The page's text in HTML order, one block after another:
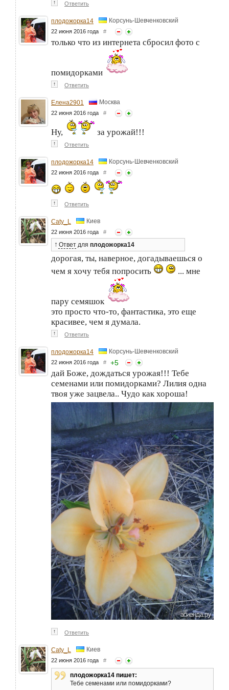
↑ Ответить
плодожорка14 Корсунь-Шевченковский
22 июня 2016 года #
только что из интернета сбросил фото с
помидорками
↑ Ответить
Елена2901 Москва
22 июня 2016 года #
Ну, за урожай!!!
↑ Ответить
плодожорка14 Корсунь-Шевченковский
22 июня 2016 года #
↑ Ответить
Caty_L Киев
22 июня 2016 года #
↑ Ответ для плодожорка14
дорогая, ты, наверное, догадываешься о
чем я хочу тебя попросить
... мне
пару семяшок
это просто что-то, фантастика, это еще
красивее, чем я думала.
↑ Ответить
плодожорка14 Корсунь-Шевченковский
22 июня 2016 года # +5
дай Боже, дождаться урожая!!! Тебе
семенами или помидорками? Лилия одна
твоя уже зацвела.. Чудо как хороша!
↑ Ответить
Caty_L Киев
22 июня 2016 года #
плодожорка14 пишет:
Тебе семенами или помидорками?